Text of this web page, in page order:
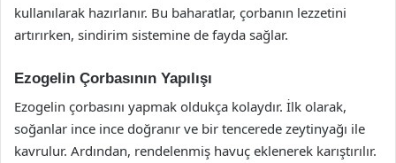
kullanılarak hazırlanır. Bu baharatlar, çorbanın lezzetini
artırırken, sindirim sistemine de fayda sağlar.
Ezogelin Çorbasının Yapılışı
Ezogelin çorbasını yapmak oldukça kolaydır. İlk olarak,
soğanlar ince ince doğranır ve bir tencerede zeytinyağı ile
kavrulur. Ardından, rendelenmiş havuç eklenerek karıştırılır.